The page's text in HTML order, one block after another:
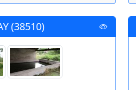
(38510)